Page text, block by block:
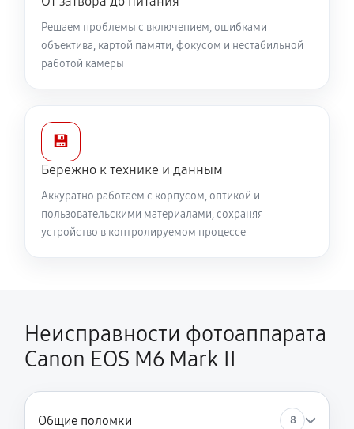
Решаем проблемы с включением, ошибками
объектива, картой памяти, фокусом и нестабильной
работой камеры
💾
Бережно к технике и данным
Аккуратно работаем с корпусом, оптикой и
пользовательскими материалами, сохраняя
устройство в контролируемом процессе
Неисправности фотоаппарата
Canon EOS M6 Mark II
Общие поломки 8